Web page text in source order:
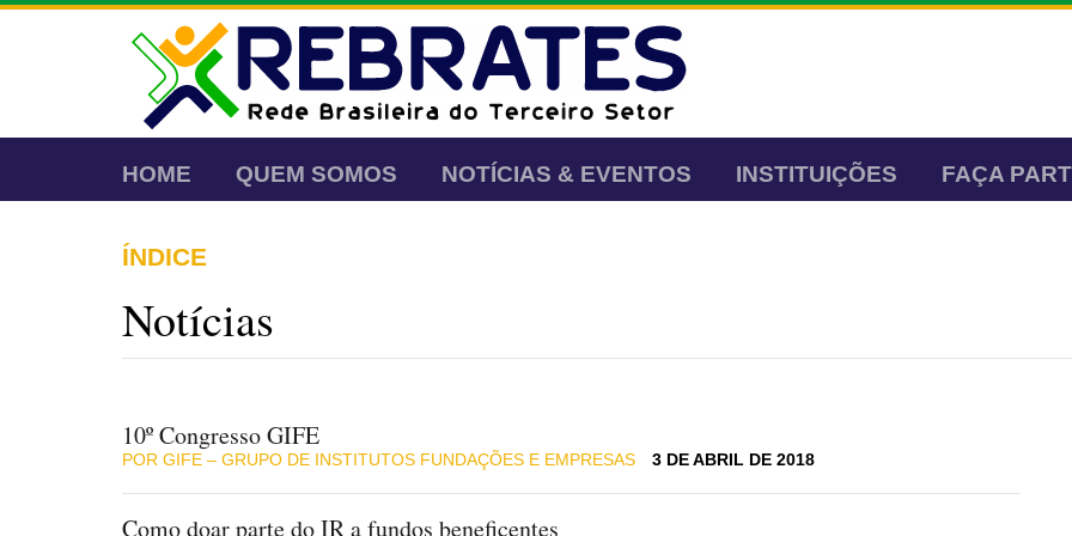
HOME QUEM SOMOS NOTÍCIAS & EVENTOS INSTITUIÇÕES FAÇA
ÍNDICE
Notícias
10º Congresso GIFE
POR GIFE – GRUPO DE INSTITUTOS FUNDAÇÕES E EMPRESAS 3 DE ABRIL DE 2018
Como doar parte do IR a fundos beneficentes